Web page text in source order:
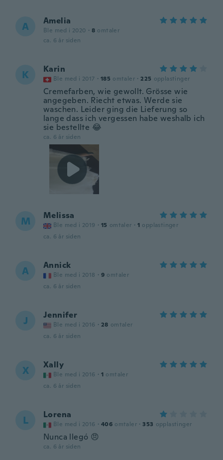
A Amelia
Ble med i 2020 · 8 omtaler
ca. 6 år siden
K Karin
Ble med i 2017 · 185 omtaler · 225 opplastinger
Cremefarben, wie gewollt. Grösse wie
angegeben. Riecht etwas. Werde sie
waschen. Leider ging die Lieferung so
lange dass ich vergessen habe weshalb ich
sie bestellte 😂
ca. 6 år siden
M Melissa
Ble med i 2019 · 15 omtaler · 1 opplastinger
ca. 6 år siden
A Annick
Ble med i 2018 · 9 omtaler
ca. 6 år siden
J Jennifer
Ble med i 2016 · 28 omtaler
ca. 6 år siden
X Xally
Ble med i 2016 · 1 omtaler
ca. 6 år siden
L Lorena
Ble med i 2016 · 406 omtaler · 353 opplastinger
Nunca llegó 😠
ca. 6 år siden